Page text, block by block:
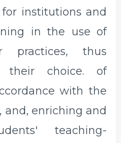
institutions and
in the use of
practices, thus
their choice. of
with the
and, enriching and
teaching-